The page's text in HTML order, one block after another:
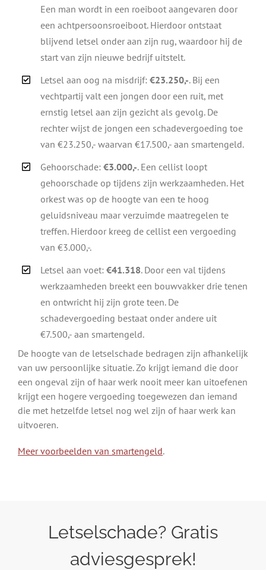
Een man wordt in een roeiboot aangevaren door
een achtpersoonsroeiboot. Hierdoor ontstaat
blijvend letsel onder aan zijn rug, waardoor hij de
start van zijn nieuwe bedrijf uitstelt.
Letsel aan oog na misdrijf:€23.250,-. Bij een
vechtpartij valt een jongen door een ruit, met
ernstig letsel aan zijn gezicht als gevolg. De
rechter wijst de jongen een schadevergoeding toe
van €23.250,- waarvan €17.500,- aan smartengeld.
Gehoorschade:€3.000,-. Een cellist loopt
gehoorschade op tijdens zijn werkzaamheden. Het
orkest was op de hoogte van een te hoog
geluidsniveau maar verzuimde maatregelen te
treffen. Hierdoor kreeg de cellist een vergoeding
van €3.000,-.
Letsel aan voet:€41.318. Door een val tijdens
werkzaamheden breekt een bouwvakker drie tenen
en ontwricht hij zijn grote teen. De
schadevergoeding bestaat onder andere uit
€7.500,- aan smartengeld.
De hoogte van de letselschade bedragen zijn afhankelijk
van uw persoonlijke situatie. Zo krijgt iemand die door
een ongeval zijn of haar werk nooit meer kan uitoefenen
krijgt een hogere vergoeding toegewezen dan iemand
die met hetzelfde letsel nog wel zijn of haar werk kan
uitvoeren.
Meer voorbeelden van smartengeld.
Letselschade? Gratis
adviesgesprek!